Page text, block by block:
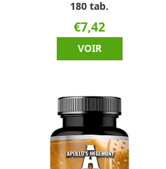
180 tab.
€7,42
VOIR